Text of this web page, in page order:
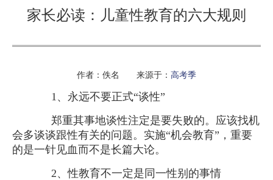
家长必读：儿童性教育的六大规则
作者：佚名 来源于： 高考季
1、永远不要正式“谈性”
郑重其事地谈性注定是要失败的。应该找机
会多谈谈跟性有关的问题。实施“机会教育”，重要
的是一针见血而不是长篇大论。
2、性教育不一定是同一性别的事情